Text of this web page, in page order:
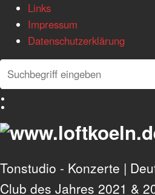
Links
Impressum
Datenschutzerklärung
Search
Search
Tonstudio - Konzerte |
Club des Jahres 2021 &